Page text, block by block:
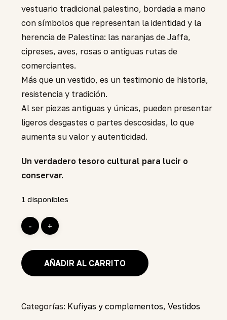
vestuario tradicional palestino, bordada a mano
con símbolos que representan la identidad y la
herencia de Palestina: las naranjas de Jaffa,
cipreses, aves, rosas o antiguas rutas de
comerciantes.
Más que un vestido, es un testimonio de historia,
resistencia y tradición.
Al ser piezas antiguas y únicas, pueden presentar
ligeros desgastes o partes descosidas, lo que
aumenta su valor y autenticidad.
Un verdadero tesoro cultural para lucir o
conservar.
1 disponibles
AÑADIR AL CARRITO
Categorías: Kufiyas y complementos, Vestidos